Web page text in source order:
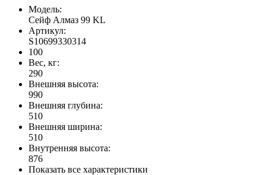
Модель:
Сейф Алмаз 99 KL
Артикул:
S10699330314
100
Вес, кг:
290
Внешняя высота:
990
Внешняя глубина:
510
Внешняя ширина:
510
Внутренняя высота:
876
Показать все характеристики